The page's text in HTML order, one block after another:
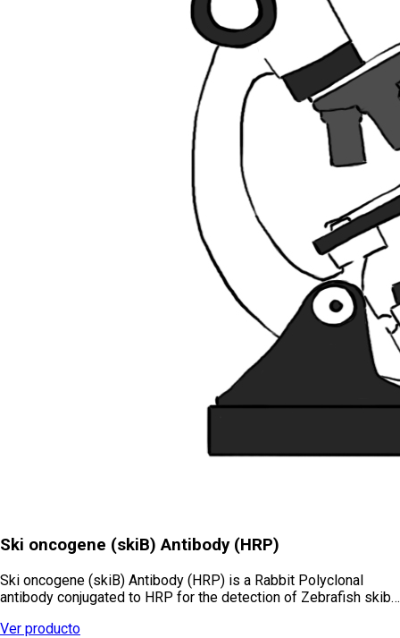
Ski oncogene (skiB) Antibody (HRP)
Ski oncogene (skiB) Antibody (HRP) is a Rabbit Polyclonal
antibody conjugated to HRP for the detection of Zebrafish skib…
Ver producto